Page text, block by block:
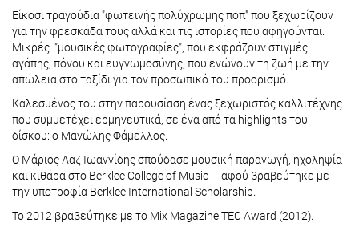
Είκοσι τραγούδια "φωτεινής πολύχρωμης ποπ" που ξεχωρίζουν
για την φρεσκάδα τους αλλά και τις ιστορίες που αφηγούνται.
Μικρές "μουσικές φωτογραφίες", που εκφράζουν στιγμές
αγάπης, πόνου και ευγνωμοσύνης, που ενώνουν τη ζωή με την
απώλεια στο ταξίδι για τον προσωπικό του προορισμό.
Καλεσμένος του στην παρουσίαση ένας ξεχωριστός καλλιτέχνης
που συμμετέχει ερμηνευτικά, σε ένα από τα highlights του
δίσκου: ο Μανώλης Φάμελλος.
Ο Μάριος Λαζ Ιωαννίδης σπούδασε μουσική παραγωγή, ηχοληψία
και κιθάρα στο Berklee College of Music – αφού βραβεύτηκε με
την υποτροφία Berklee International Scholarship.
Το 2012 βραβεύτηκε με το Mix Magazine TEC Award (2012).